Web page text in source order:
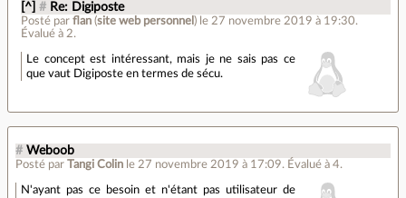
[^] # Re: Digiposte
Posté parflan (site web personnel ) le 27 novembre 2019 à 19:30.
Évalué à2.
Le concept est intéressant, mais je ne sais pas ce
que vaut Digiposte en termes de sécu.
# Weboob
Posté par Tangi Colin le 27 novembre 2019 à 17:09. Évalué à 4.
N'ayant pas ce besoin et n'étant pas utilisateur de